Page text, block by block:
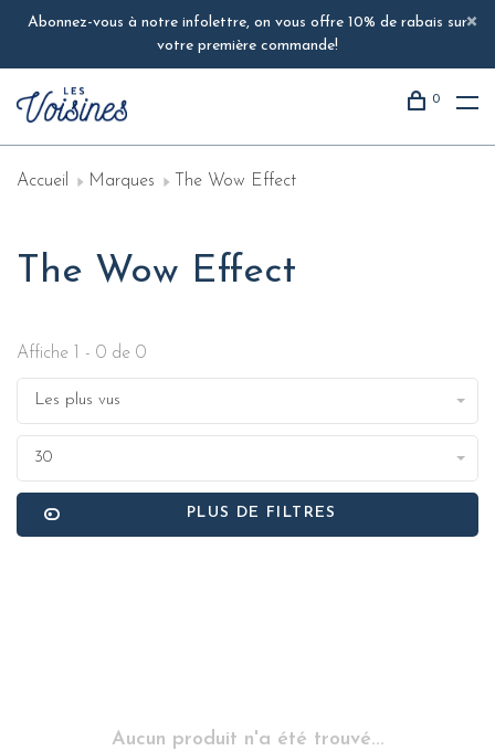
Abonnez-vous à notre infolettre, on vous offre 10% de rabais sur
votre première commande!
0
Accueil Marques The Wow Effect
The Wow Effect
Affiche 1 - 0 de 0
Les plus vus
30
PLUS DE FILTRES
Aucun produit n'a été trouvé...